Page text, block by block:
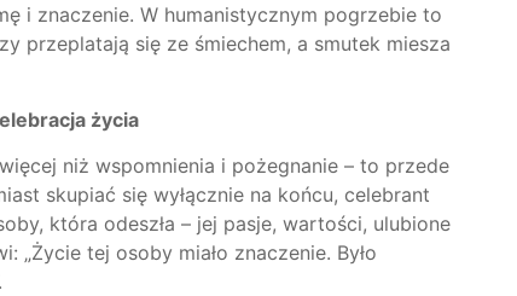
i znaczenie. W humanistycznym pogrzebie to
przeplatają się ze śmiechem, a smutek miesza
życia
niż wspomnienia i pożegnanie – to przede
skupiać się wyłącznie na końcu, celebrant
która odeszła – jej pasje, wartości, ulubione
„Życie tej osoby miało znaczenie. Było